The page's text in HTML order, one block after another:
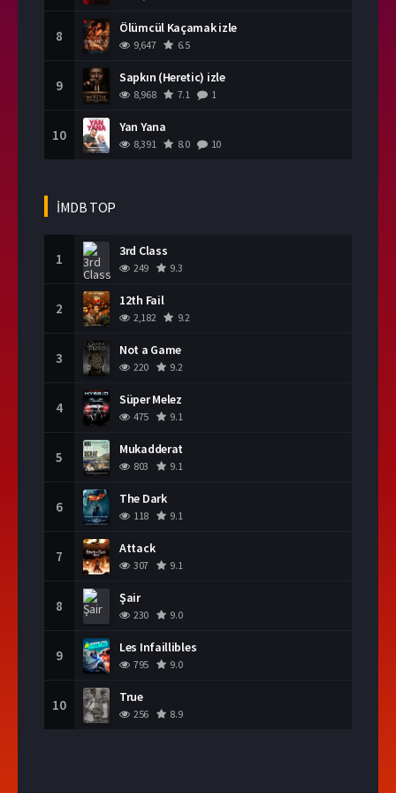
8 Ölümcül Kaçamak izle
9,647 6.5
9 Sapkın (Heretic) izle
8,968 7.1 1
10 Yan Yana
8,391 8.0 10
İMDB TOP
1 3rd Class
249 9.3
2 12th Fail
2,182 9.2
3 Not a Game
220 9.2
4 Süper Melez
475 9.1
5 Mukadderat
803 9.1
6 The Dark
118 9.1
7 Attack
307 9.1
8 Şair
230 9.0
9 Les Infaillibles
795 9.0
10 True
256 8.9